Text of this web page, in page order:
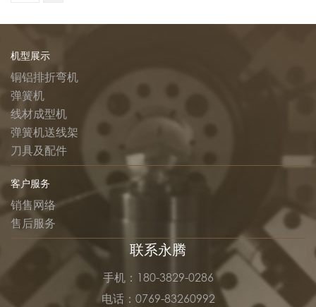
机型展示
铜铝排折弯机
弹簧机
线材成型机
弹簧机送线架
刀具及配件
客户服务
销售网络
售后服务
联系永腾
手机：180-3829-0286
电话：0769-83260992